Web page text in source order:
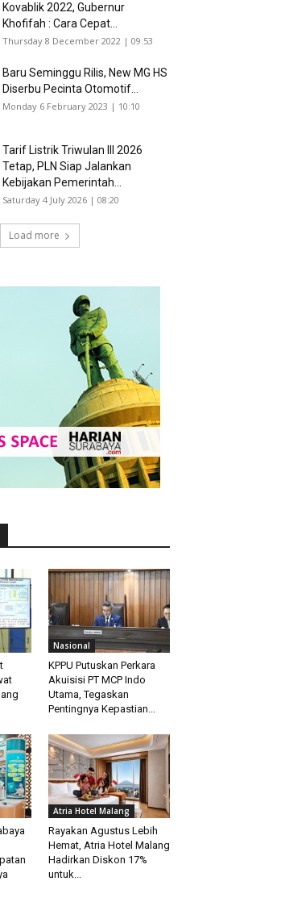
Kovablik 2022, Gubernur
Khofifah : Cara Cepat...
Thursday 8 December 2022 | 09:53
Baru Seminggu Rilis, New MG HS
Diserbu Pecinta Otomotif...
Monday 6 February 2023 | 10:10
Tarif Listrik Triwulan III 2026
Tetap, PLN Siap Jalankan
Kebijakan Pemerintah...
Saturday 4 July 2026 | 08:20
Load more
Nasional
KPPU Putuskan Perkara
Akuisisi PT MCP Indo
Utama, Tegaskan
Pentingnya Kepastian...
Atria Hotel Malang
Rayakan Agustus Lebih
Hemat, Atria Hotel Malang
Hadirkan Diskon 17%
untuk...